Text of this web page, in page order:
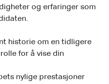
og erfaringer som
historie om en tidligere
for å vise din
nylige prestasjoner